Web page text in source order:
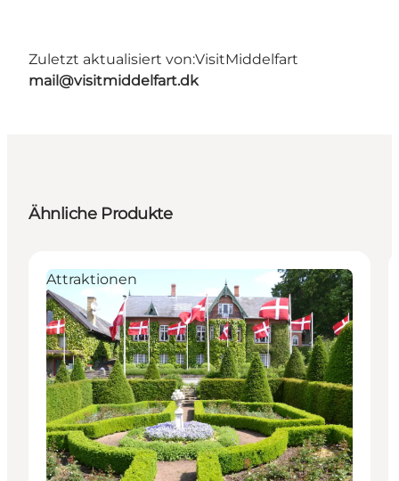
Zuletzt aktualisiert von:VisitMiddelfart
mail@visitmiddelfart.dk
Ähnliche Produkte
Attraktionen